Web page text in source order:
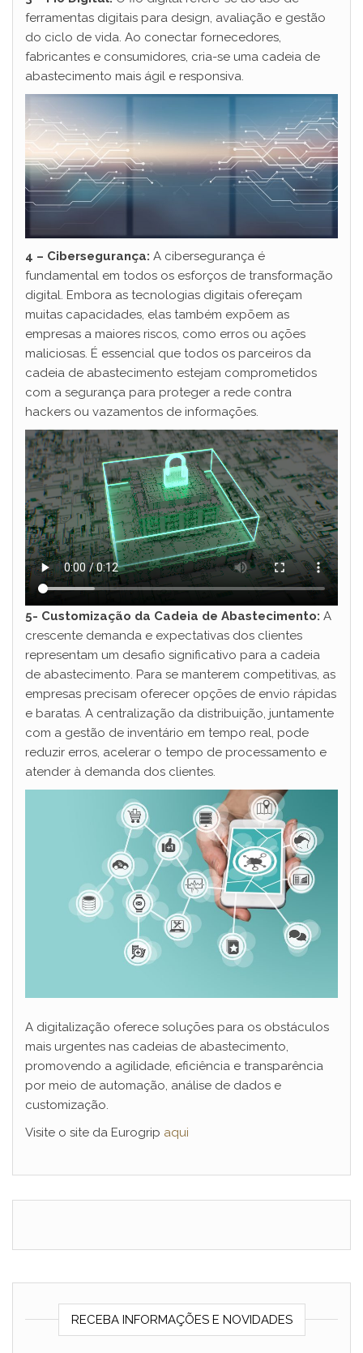
ferramentas digitais para design, avaliação e gestão
do ciclo de vida. Ao conectar fornecedores,
fabricantes e consumidores, cria-se uma cadeia de
abastecimento mais ágil e responsiva.
4 – Cibersegurança: A cibersegurança é
fundamental em todos os esforços de transformação
digital. Embora as tecnologias digitais ofereçam
muitas capacidades, elas também expõem as
empresas a maiores riscos, como erros ou ações
maliciosas. É essencial que todos os parceiros da
cadeia de abastecimento estejam comprometidos
com a segurança para proteger a rede contra
hackers ou vazamentos de informações.
5- Customização da Cadeia de Abastecimento: A
crescente demanda e expectativas dos clientes
representam um desafio significativo para a cadeia
de abastecimento. Para se manterem competitivas, as
empresas precisam oferecer opções de envio rápidas
e baratas. A centralização da distribuição, juntamente
com a gestão de inventário em tempo real, pode
reduzir erros, acelerar o tempo de processamento e
atender à demanda dos clientes.
A digitalização oferece soluções para os obstáculos
mais urgentes nas cadeias de abastecimento,
promovendo a agilidade, eficiência e transparência
por meio de automação, análise de dados e
customização.
Visite o site da Eurogrip aqui
RECEBA INFORMAÇÕES E NOVIDADES